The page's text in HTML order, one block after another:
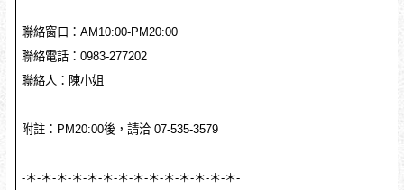
聯絡窗口：AM10:00-PM20:00
聯絡電話：0983-277202
聯絡人：陳小姐
附註：PM20:00後，請洽 07-535-3579
-＊-＊-＊-＊-＊-＊-＊-＊-＊-＊-＊-＊-＊-＊-